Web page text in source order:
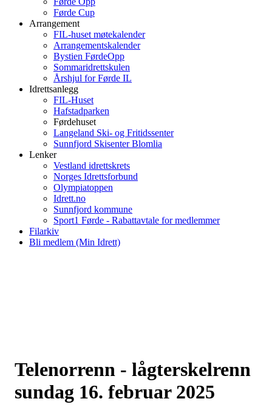
Førde Cup
Arrangement
FIL-huset møtekalender
Arrangementskalender
Bystien FørdeOpp
Sommaridrettskulen
Årshjul for Førde IL
Idrettsanlegg
FIL-Huset
Hafstadparken
Førdehuset
Langeland Ski- og Fritidssenter
Sunnfjord Skisenter Blomlia
Lenker
Vestland idrettskrets
Norges Idrettsforbund
Olympiatoppen
Idrett.no
Sunnfjord kommune
Sport1 Førde - Rabattavtale for medlemmer
Filarkiv
Bli medlem (Min Idrett)
Telenorrenn - lågterskelrenn
sundag 16. februar 2025